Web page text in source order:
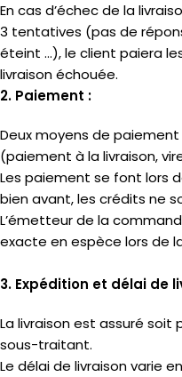
En cas d’échec de la
3 tentatives (pas de
éteint …), le client paiera
livraison échouée.
2. Paiement :
Deux moyens de
(paiement à la livraison,
Les paiement se font lors
bien avant, les crédits ne
L’émetteur de la
exacte en espèce lors de
3. Expédition et délai de
La livraison est assuré soit
sous-traitant.
Le délai de livraison varie